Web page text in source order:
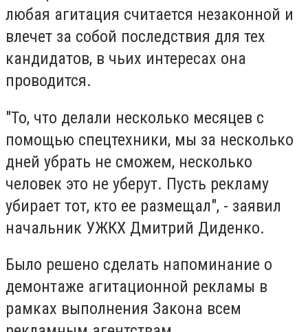
любая агитация считается незаконной и
влечет за собой последствия для тех
кандидатов, в чьих интересах она
проводится.
"То, что делали несколько месяцев с
помощью спецтехники, мы за несколько
дней убрать не сможем, несколько
человек это не уберут. Пусть рекламу
убирает тот, кто ее размещал", - заявил
начальник УЖКХ Дмитрий Диденко.
Было решено сделать напоминание о
демонтаже агитационной рекламы в
рамках выполнения Закона всем